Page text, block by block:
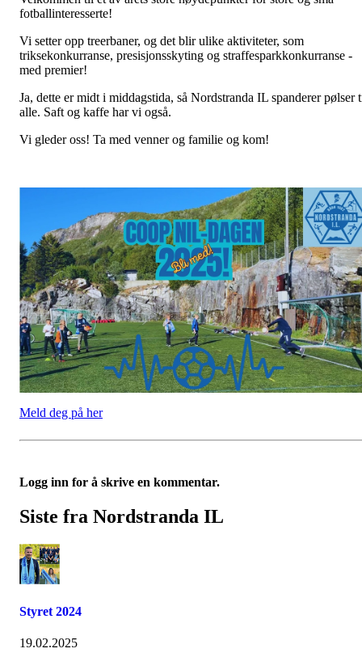
fotballinteresserte!
Vi setter opp treerbaner, og det blir ulike aktiviteter, som
triksekonkurranse, presisjonsskyting og straffesparkkonkurranse -
med premier!
Ja, dette er midt i middagstida, så Nordstranda IL spanderer pølser
alle. Saft og kaffe har vi også.
Vi gleder oss! Ta med venner og familie og kom!
Meld deg på her
Logg inn for å skrive en kommentar.
Siste fra Nordstranda IL
Styret 2024
19.02.2025